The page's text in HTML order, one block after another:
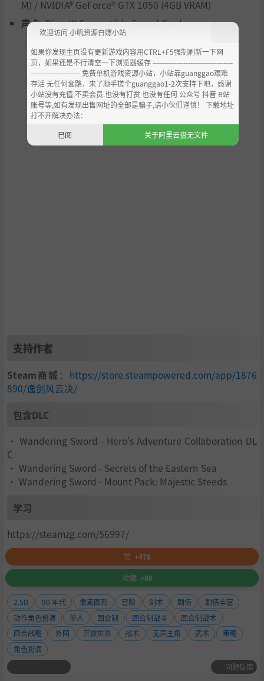
天下神功，任君采撷。不同门派自由搭配不同武器。学习内
功可以增加玩家经脉点数，内外兼修使你成为一代武林高
来共闯江湖。每个不同的门派NPC有不同的江湖技能，若关
在江湖上八面玲珑。
游戏内有近百张地图供玩家探索，关外、天山、中原等
等……不同区域将有全然不同的天气与地貌。玩家可自由探
索繁华城镇，山洞秘境，山寨据点等别具一格的丽景。
M) / NVIDIA® GeForce® GTX 1050 (4GB VRAM)
声卡:DirectX Compatible Sound Card
支持作者
Steam商城 ： https://store.steampowered.com/app/1876
890/逸剑风云决/
包含DLC
• Wandering Sword - Hero's Adventure Collaboration DL
C
• Wandering Sword - Secrets of the Eastern Sea
• Wandering Sword - Mount Pack: Majestic Steeds
学习
https://steamzg.com/56997/
赞 +478
收藏 +80
2.5D 90 年代 像素图形 冒险 剑术 剧情
剧情丰富
动作角色扮演
单人 回合制 回合制战斗
回合制战术
回合战略
外国 开放世界 战术 无声主角 武术
策略
角色扮演
问题反馈
欢迎访问 小叽资源白嫖小站
如果你发现主页没有更新游戏内容用CTRL+F5强制刷新一下网
页，如果还是不行清空一下浏览器缓存 ----------------------------------
--------------------- 免费单机游戏资源小站，小站靠guanggao艰难
存活 无任何套路，来了顺手搓个guanggao1-2次支持下吧，感谢
小站没有充值.不卖会员.也没有打赏 也没有任何 公众号 抖音 B站
账号等,如有发现出售网址的全部是骗子,请小伙们谨慎！ 下载地址
打不开解决办法：
已阅
关于阿里云盘无文件